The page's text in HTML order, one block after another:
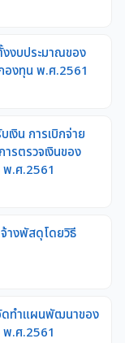
งงบประมาณของ
องทุน พ.ศ.2561
เงิน การเบิกจ่าย
ารตรวจเงินของ
.ศ.2561
างพัสดุโดยวิธี
ดทำแผนพัฒนาของ
.ศ.2561